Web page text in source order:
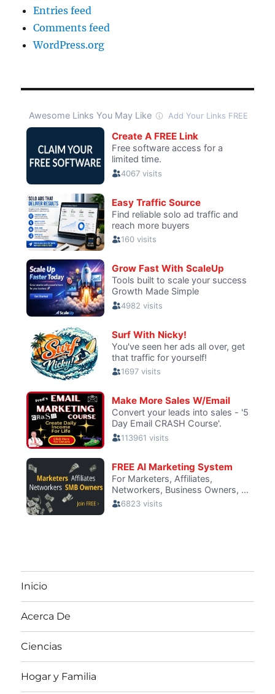
Entries feed
Comments feed
WordPress.org
Inicio
Acerca De
Ciencias
Hogar y Familia